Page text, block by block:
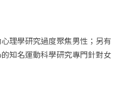
理學研究過度聚焦男性；另有
知名運動科學研究專門針對女